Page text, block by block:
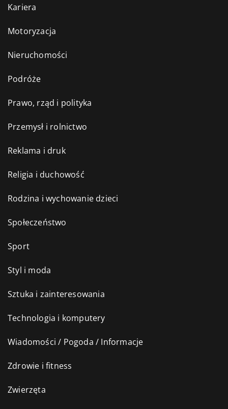
Kariera
Motoryzacja
Nieruchomości
Podróże
Prawo, rząd i polityka
Przemysł i rolnictwo
Reklama i druk
Religia i duchowość
Rodzina i wychowanie dzieci
Społeczeństwo
Sport
Styl i moda
Sztuka i zainteresowania
Technologia i komputery
Wiadomości / Pogoda / Informacje
Zdrowie i fitness
Zwierzęta